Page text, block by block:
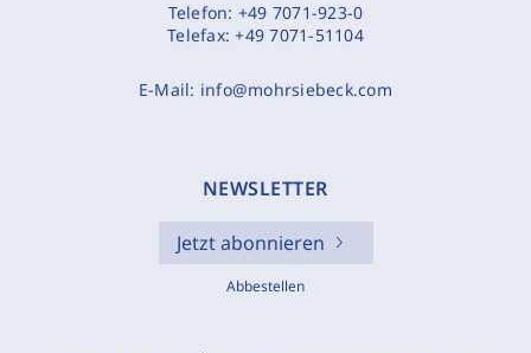
Telefon: +49 7071-923-0
Telefax:+49 7071-51104
E-Mail: info@mohrsiebeck.com
NEWSLETTER
Jetzt abonnieren
Abbestellen